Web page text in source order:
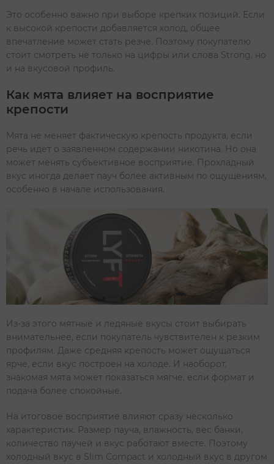
Это особенно важно при выборе крепких позиций. Если
к высокой крепости добавляется холод, общее
впечатление может стать резче. Поэтому покупателю
стоит смотреть не только на цифры или слова Strong, но
и на вкусовой профиль.
Как мята влияет на восприятие
крепости
Мята не меняет фактическую крепость продукта, если
речь идет о заявленном содержании никотина. Но она
может менять субъективное восприятие. Прохладный
вкус иногда делает пауч более активным по ощущениям,
особенно в начале использования.
Из-за этого мятные и ледяные вкусы стоит выбирать
внимательнее, если покупатель чувствителен к резким
профилям. Даже средняя крепость может ощущаться
ярче, если вкус построен на холоде. И наоборот,
знакомая мята может показаться мягче, если формат и
подача более спокойные.
На итоговое восприятие влияют сразу несколько
характеристик. Размер пауча, влажность, вес банки,
количество паучей и вкус работают вместе. Поэтому
холодный вкус в Slim Compact и холодный вкус в другом